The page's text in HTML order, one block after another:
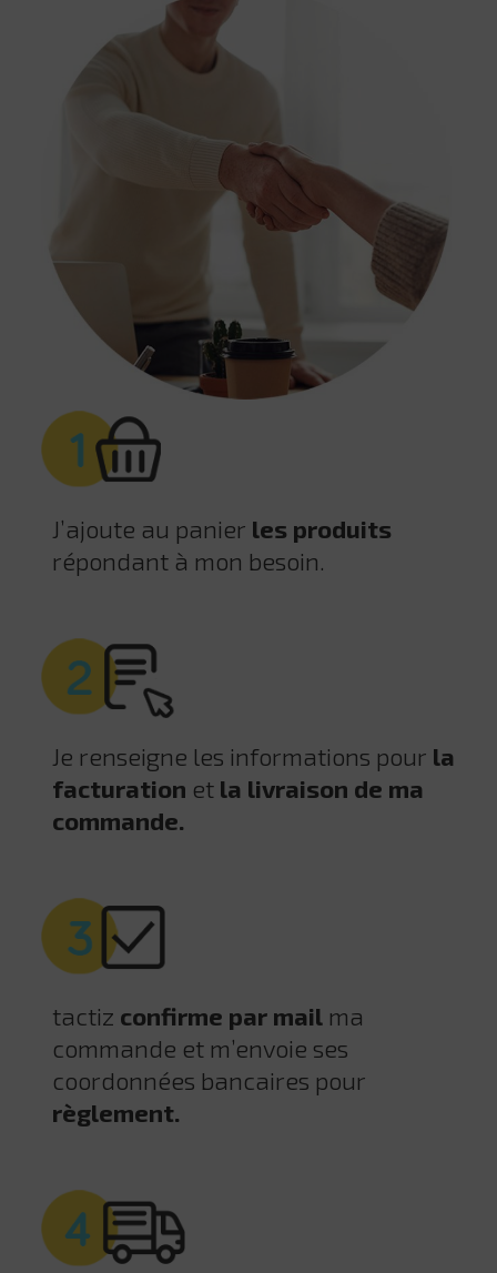
J’ajoute au panier les produits
répondant à mon besoin.
Je renseigne les informations pour la
facturation et la livraison de ma
commande.
tactiz confirme par mail ma
commande et m’envoie ses
coordonnées bancaires pour
règlement.